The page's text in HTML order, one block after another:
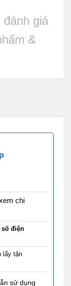
đánh giá
&
chi
điện
lấy tận
sử dụng